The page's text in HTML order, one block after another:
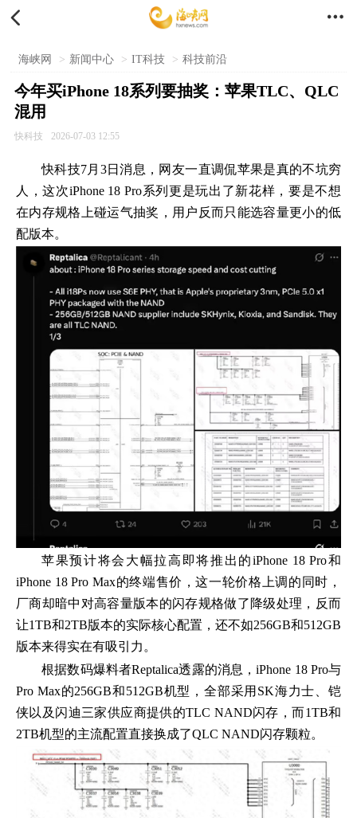
 
海峡网 > 新闻中心 > IT科技 > 科技前沿
今年买iPhone 18系列要抽奖：苹果TLC、QLC
混用
快科技 2026-07-03 12:55
快科技7月3日消息，网友一直调侃苹果是真的不坑穷
人，这次iPhone 18 Pro系列更是玩出了新花样，要是不想
在内存规格上碰运气抽奖，用户反而只能选容量更小的低
配版本。
苹果预计将会大幅拉高即将推出的iPhone 18 Pro和
iPhone 18 Pro Max的终端售价，这一轮价格上调的同时，
厂商却暗中对高容量版本的闪存规格做了降级处理，反而
让1TB和2TB版本的实际核心配置，还不如256GB和512GB
版本来得实在有吸引力。
根据数码爆料者Reptalica透露的消息，iPhone 18 Pro与
Pro Max的256GB和512GB机型，全部采用SK海力士、铠
侠以及闪迪三家供应商提供的TLC NAND闪存，而1TB和
2TB机型的主流配置直接换成了QLC NAND闪存颗粒。